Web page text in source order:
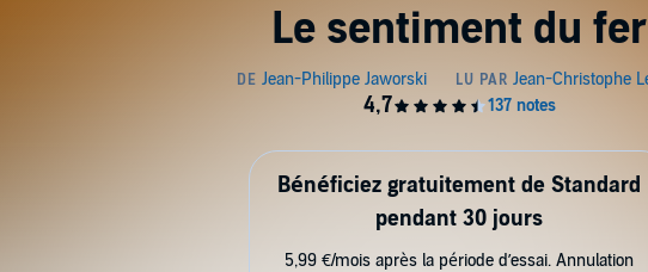
Le sentiment du fer
Bénéficiez gratuitement de Standard
pendant 30 jours
5,99 €/mois après la période d’essai. Annulation